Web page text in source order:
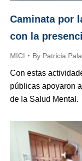
Caminata por
con la
MICI By Patricia
Con estas
públicas apoyaron
de la Salud Mental.